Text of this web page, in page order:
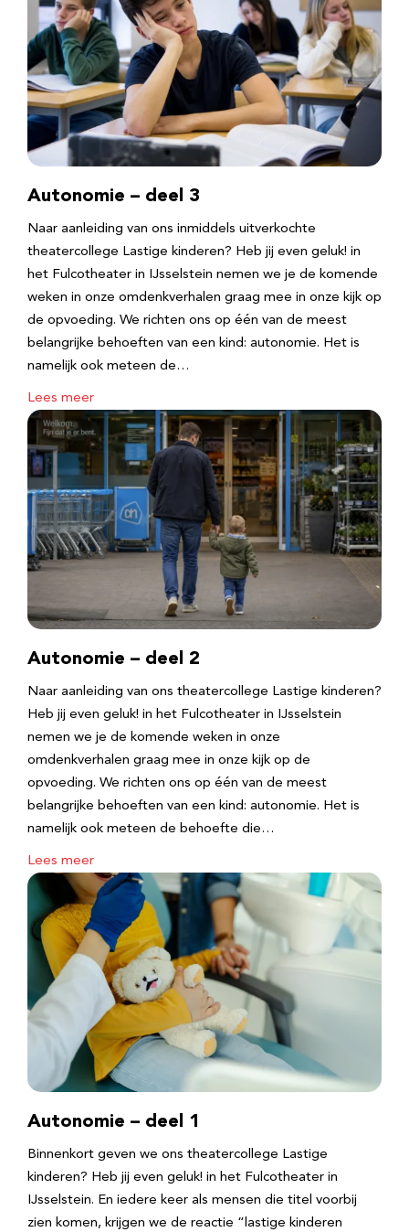
Autonomie – deel 3
Naar aanleiding van ons inmiddels uitverkochte
theatercollege Lastige kinderen? Heb jij even geluk! in
het Fulcotheater in IJsselstein nemen we je de komende
weken in onze omdenkverhalen graag mee in onze kijk op
de opvoeding. We richten ons op één van de meest
belangrijke behoeften van een kind: autonomie. Het is
namelijk ook meteen de…
Lees meer
Autonomie – deel 2
Naar aanleiding van ons theatercollege Lastige kinderen?
Heb jij even geluk! in het Fulcotheater in IJsselstein
nemen we je de komende weken in onze
omdenkverhalen graag mee in onze kijk op de
opvoeding. We richten ons op één van de meest
belangrijke behoeften van een kind: autonomie. Het is
namelijk ook meteen de behoefte die…
Lees meer
Autonomie – deel 1
Binnenkort geven we ons theatercollege Lastige
kinderen? Heb jij even geluk! in het Fulcotheater in
IJsselstein. En iedere keer als mensen die titel voorbij
zien komen, krijgen we de reactie “lastige kinderen